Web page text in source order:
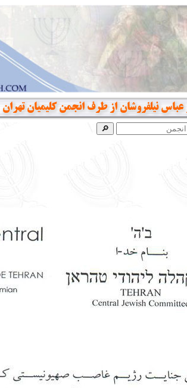
نیلفروشان از طرف انجمن کلیمیان تهران